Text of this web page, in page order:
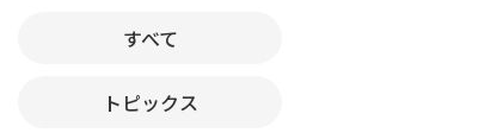
すべて
トピックス